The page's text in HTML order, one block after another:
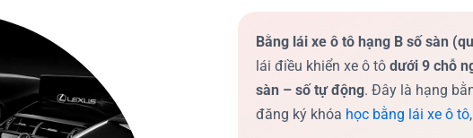
Bằng lái xe ô tô hạng B số sàn
lái điều khiển xe ô tô dưới 9 chỗ
sàn – số tự động. Đây là hạng
đăng ký khóa học bằng lái xe ô tô